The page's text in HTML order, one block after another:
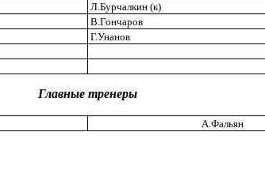
Л.Бурчалкин (к)
В.Гончаров
Г.Унанов
Главные тренеры
А.Фальян